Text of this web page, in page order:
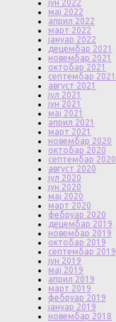
јун 2022
мај 2022
април 2022
март 2022
јануар 2022
децембар 2021
новембар 2021
октобар 2021
септембар 2021
август 2021
јул 2021
јун 2021
мај 2021
април 2021
март 2021
новембар 2020
октобар 2020
септембар 2020
август 2020
јул 2020
јун 2020
мај 2020
март 2020
фебруар 2020
децембар 2019
новембар 2019
октобар 2019
септембар 2019
јун 2019
мај 2019
април 2019
март 2019
фебруар 2019
јануар 2019
новембар 2018